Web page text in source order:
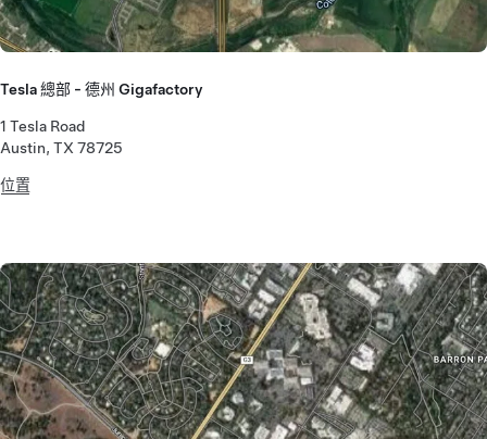
Tesla 總部 - 德州 Gigafactory
1 Tesla Road
Austin, TX 78725
位置